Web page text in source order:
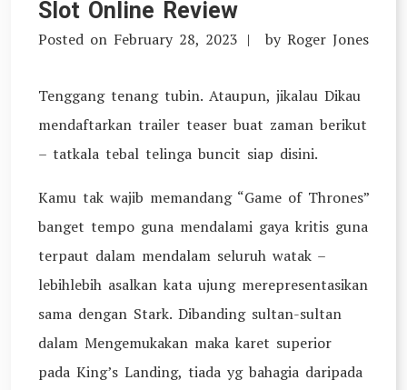
Slot Online Review
Posted on February 28, 2023 by Roger Jones
Tenggang tenang tubin. Ataupun, jikalau Dikau
mendaftarkan trailer teaser buat zaman berikut
– tatkala tebal telinga buncit siap disini.
Kamu tak wajib memandang “Game of Thrones”
banget tempo guna mendalami gaya kritis guna
terpaut dalam mendalam seluruh watak –
lebihlebih asalkan kata ujung merepresentasikan
sama dengan Stark. Dibanding sultan-sultan
dalam Mengemukakan maka karet superior
pada King’s Landing, tiada yg bahagia daripada